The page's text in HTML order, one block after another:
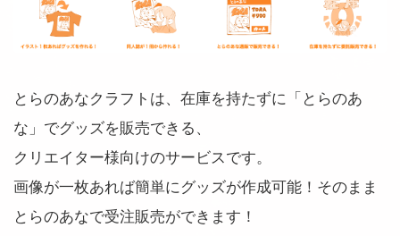
とらのあなクラフトは、在庫を持たずに「とらのあ
な」でグッズを販売できる、
クリエイター様向けのサービスです。
画像が一枚あれば簡単にグッズが作成可能！そのまま
とらのあなで受注販売ができます！